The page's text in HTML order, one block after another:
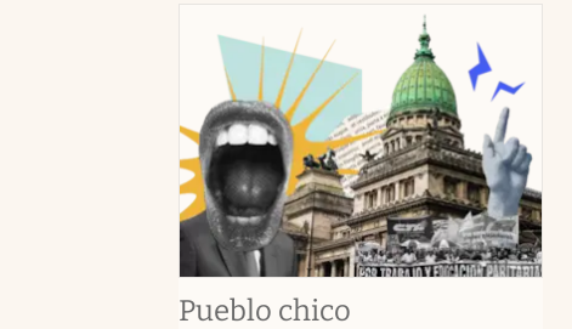
Pueblo chico